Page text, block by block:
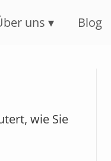
uns Blog
wie Sie